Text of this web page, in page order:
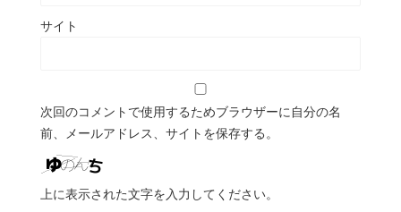
サイト
次回のコメントで使用するためブラウザーに自分の名
前、メールアドレス、サイトを保存する。
上に表示された文字を入力してください。